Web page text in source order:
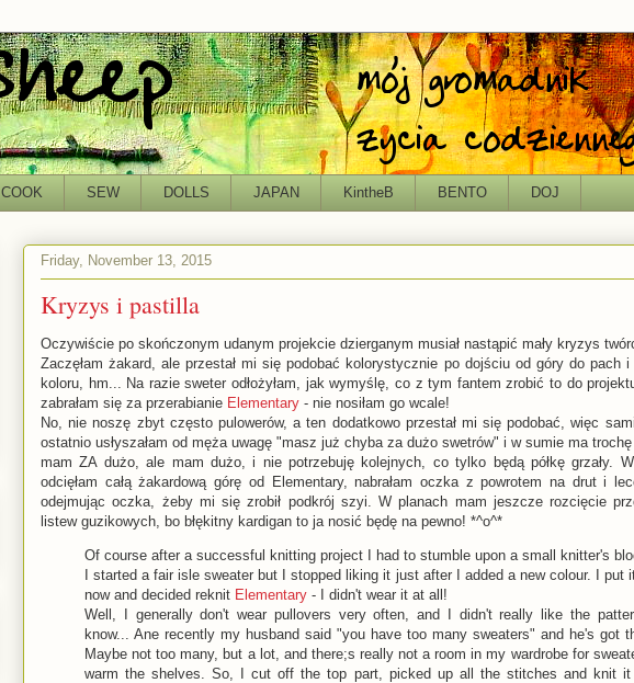
COOK SEW DOLLS JAPAN KintheB BENTO DOJ
Friday, November 13, 2015
Kryzys i pastilla
Oczywiście po skończonym udanym projekcie dzierganym musiał nastąpić mały kryzys
Zaczęłam żakard, ale przestał mi się podobać kolorystycznie po dojściu od góry do pach i
koloru, hm... Na razie sweter odłożyłam, jak wymyślę, co z tym fantem zrobić to do
zabrałam się za przerabianie Elementary - nie nosiłam go wcale!
No, nie noszę zbyt często pulowerów, a ten dodatkowo przestał mi się podobać, więc
ostatnio usłyszałam od męża uwagę "masz już chyba za dużo swetrów" i w sumie ma
mam ZA dużo, ale mam dużo, i nie potrzebuję kolejnych, co tylko będą półkę grzały.
odcięłam całą żakardową górę od Elementary, nabrałam oczka z powrotem na drut i
odejmując oczka, żeby mi się zrobił podkrój szyi. W planach mam jeszcze rozcięcie
listew guzikowych, bo błękitny kardigan to ja nosić będę na pewno! *^o^*
Of course after a successful knitting project I had to stumble upon a small knitter's
I started a fair isle sweater but I stopped liking it just after I added a new colour. I put
now and decided reknit Elementary - I didn't wear it at all!
Well, I generally don't wear pullovers very often, and I didn't really like the
know... Ane recently my husband said "you have too many sweaters" and he's got
Maybe not too many, but a lot, and there;s really not a room in my wardrobe for
warm the shelves. So, I cut off the top part, picked up all the stitches and knit it